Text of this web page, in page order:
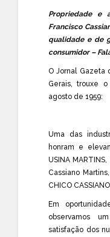
Propriedade e
Francisco
qualidade e de
consumidor –
O Jornal Gazeta
Gerais, trouxe
agosto de 1959:
Uma das
honram e
USINA
Cassiano
CHICO CASSIANO.
Em
observamos
satisfação dos